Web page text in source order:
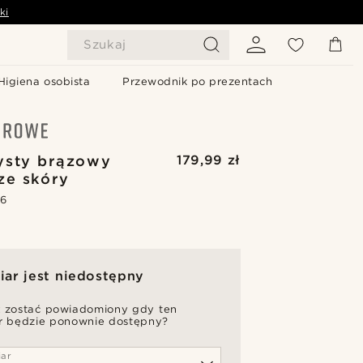
Szukaj
osobista Przewodnik po prezentach
brązowy
skóry
179,99 zł
jest niedostępny
zostać powiadomiony gdy ten
będzie ponownie dostępny?